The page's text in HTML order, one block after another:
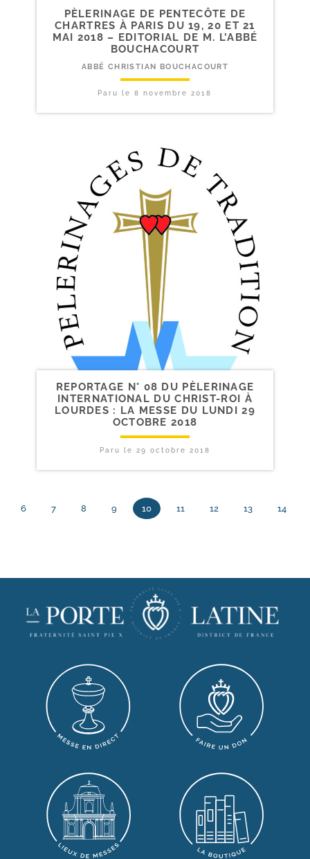
PÈLERINAGE DE PENTECÔTE DE
CHARTRES À PARIS DU 19, 20 ET 21
MAI 2018 – EDITORIAL DE M. L’ABBÉ
BOUCHACOURT
ABBÉ CHRISTIAN BOUCHACOURT
Paru le8 novembre 2018
REPORTAGE N° 08 DU PÈLERINAGE
INTERNATIONAL DU CHRIST-​ROI À
LOURDES : LA MESSE DU LUNDI 29
OCTOBRE 2018
Paru le 29 octobre 2018
6 7 8 9 10 11 12 13 14